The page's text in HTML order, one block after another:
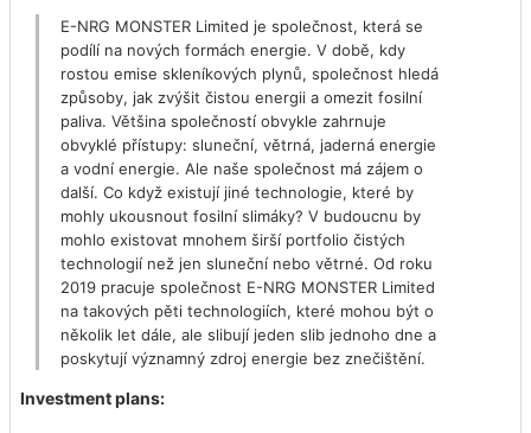
E-NRG MONSTER Limited je společnost, která se
podílí na nových formách energie. V době, kdy
rostou emise skleníkových plynů, společnost hledá
způsoby, jak zvýšit čistou energii a omezit fosilní
paliva. Většina společností obvykle zahrnuje
obvyklé přístupy: sluneční, větrná, jaderná energie
a vodní energie. Ale naše společnost má zájem o
další. Co když existují jiné technologie, které by
mohly ukousnout fosilní slimáky? V budoucnu by
mohlo existovat mnohem širší portfolio čistých
technologií než jen sluneční nebo větrné. Od roku
2019 pracuje společnost E-NRG MONSTER Limited
na takových pěti technologiích, které mohou být o
několik let dále, ale slibují jeden slib jednoho dne a
poskytují významný zdroj energie bez znečištění.
Investment plans: